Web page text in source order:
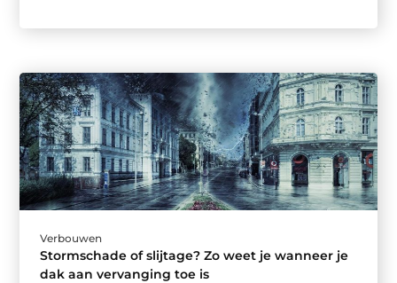
Verbouwen
Stormschade of slijtage? Zo weet je wanneer je
dak aan vervanging toe is